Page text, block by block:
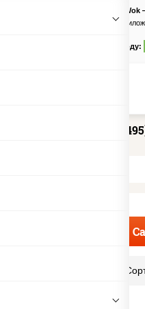
Скачайте
по промокоду:
+7